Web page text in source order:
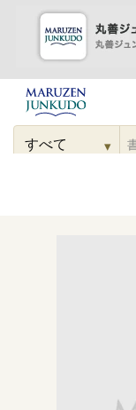
コンテンツに
進む
検
▾